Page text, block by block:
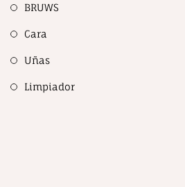
BRUWS
Cara
Uñas
Limpiador